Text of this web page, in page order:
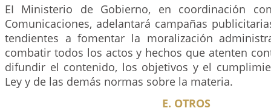
EI Ministerio de Gobierno, en coordinación
Comunicaciones, adelantará campañas
tendientes a fomentar la moralización
combatir todos los actos y hechos que atenten
difundir el contenido, los objetivos y el
Ley y de las demás normas sobre la materia.
E. OTROS